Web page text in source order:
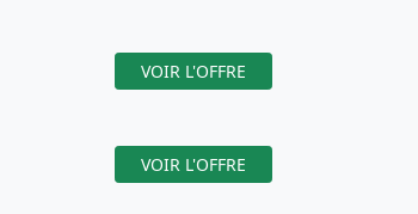
VOIR L'OFFRE
VOIR L'OFFRE